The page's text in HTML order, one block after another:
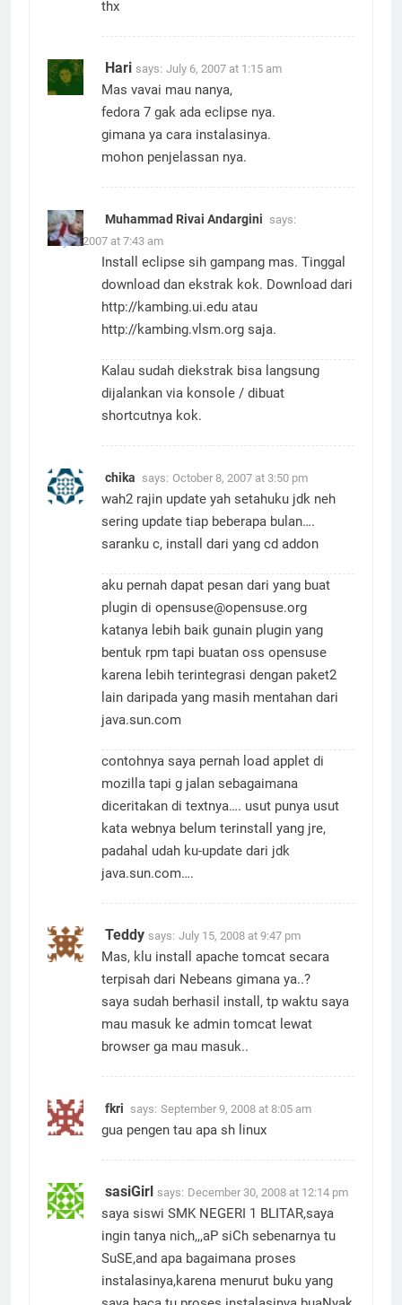
thx
Hari says: July 6, 2007 at 1:15 am
Mas vavai mau nanya,
fedora 7 gak ada eclipse nya.
gimana ya cara instalasinya.
mohon penjelassan nya.
Muhammad Rivai Andargini says:
July 6, 2007 at 7:43 am
Install eclipse sih gampang mas. Tinggal
download dan ekstrak kok. Download dari
http://kambing.ui.edu atau
http://kambing.vlsm.org saja.
Kalau sudah diekstrak bisa langsung
dijalankan via konsole / dibuat
shortcutnya kok.
chika says: October 8, 2007 at 3:50 pm
wah2 rajin update yah setahuku jdk neh
sering update tiap beberapa bulan….
saranku c, install dari yang cd addon
aku pernah dapat pesan dari yang buat
plugin di opensuse@opensuse.org
katanya lebih baik gunain plugin yang
bentuk rpm tapi buatan oss opensuse
karena lebih terintegrasi dengan paket2
lain daripada yang masih mentahan dari
java.sun.com
contohnya saya pernah load applet di
mozilla tapi g jalan sebagaimana
diceritakan di textnya…. usut punya usut
kata webnya belum terinstall yang jre,
padahal udah ku-update dari jdk
java.sun.com….
Teddy says: July 15, 2008 at 9:47 pm
Mas, klu install apache tomcat secara
terpisah dari Nebeans gimana ya..?
saya sudah berhasil install, tp waktu saya
mau masuk ke admin tomcat lewat
browser ga mau masuk..
fkri says: September 9, 2008 at 8:05 am
gua pengen tau apa sh linux
sasiGirl says: December 30, 2008 at 12:14 pm
saya siswi SMK NEGERI 1 BLITAR,saya
ingin tanya nich,,,aP siCh sebenarnya tu
SuSE,and apa bagaimana proses
instalasinya,karena menurut buku yang